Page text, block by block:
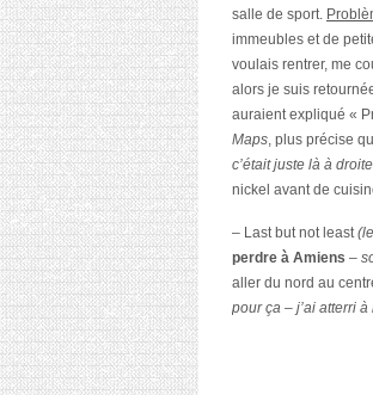
salle de sport.
immeubles et de
voulais rentrer, me
alors je suis
auraient expliqué «
Maps, plus précise
c’était juste là à
nickel avant de
– Last but not least
perdre à Amiens –
aller du nord au
pour ça – j’ai atterri